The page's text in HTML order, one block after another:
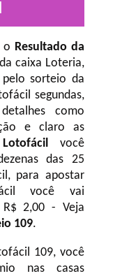
o Resultado da
caixa Loteria,
sorteio da
segundas,
como
e claro as
Lotofácil você
das 25
para apostar
você vai
R$ 2,00 - Veja
109.
109, você
nas casas